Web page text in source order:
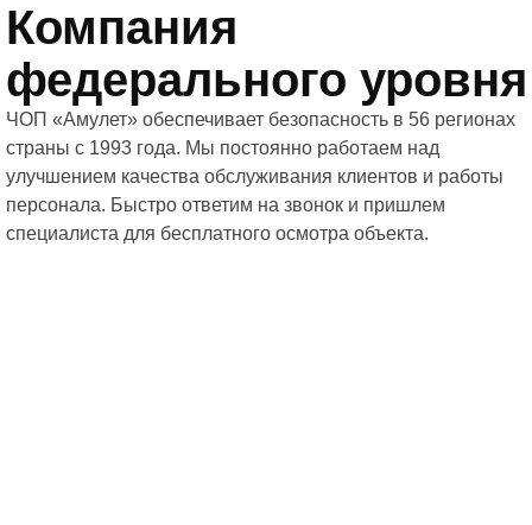
Компания
федерального уровня
ЧОП «Амулет» обеспечивает безопасность в 56 регионах
страны с 1993 года. Мы постоянно работаем над
улучшением качества обслуживания клиентов и работы
персонала. Быстро ответим на звонок и пришлем
специалиста для бесплатного осмотра объекта.